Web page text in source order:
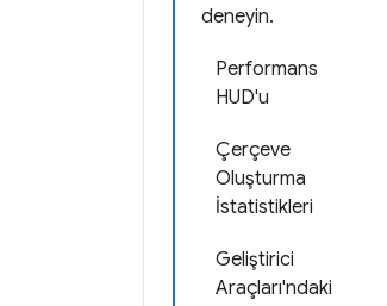
deneyin.
Performans
HUD'u
Çerçeve
Oluşturma
İstatistikleri
Geliştirici
Araçları'ndaki